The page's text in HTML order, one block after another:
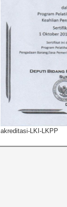
akreditasi-LKI-LKPP